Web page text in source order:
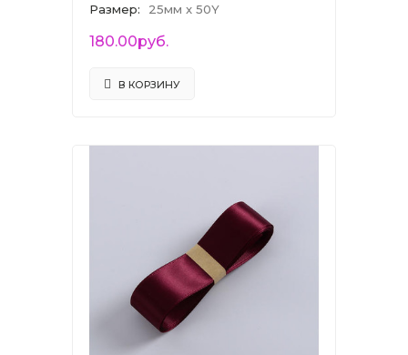
Размер: 25мм x 50Y
180.00руб.
В КОРЗИНУ